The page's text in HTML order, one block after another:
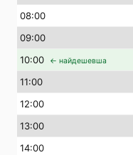
08:00
09:00
10:00 ← найдешевша
11:00
12:00
13:00
14:00